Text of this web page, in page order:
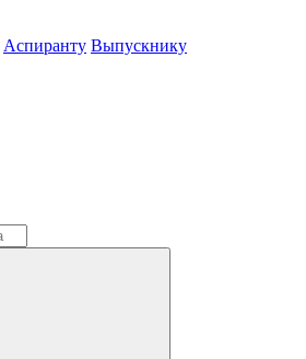
Аспиранту Выпускнику